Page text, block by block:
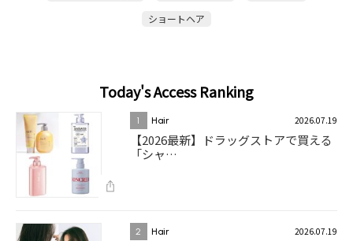
ショートヘア
Today's Access Ranking
1 Hair 2026.07.19
【2026最新】ドラッグストアで買える
「シャ…
2 Hair 2026.07.19